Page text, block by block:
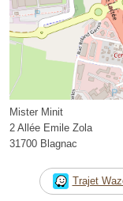
Mister Minit
2 Allée Emile Zola
31700 Blagnac
Trajet